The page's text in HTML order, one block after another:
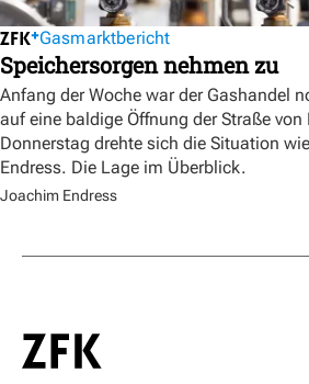
Gasmarktbericht
Speichersorgen nehmen zu
Anfang der Woche war der Gashandel
auf eine baldige Öffnung der Straße
Donnerstag drehte sich die Situation
Endress. Die Lage im Überblick.
Joachim Endress